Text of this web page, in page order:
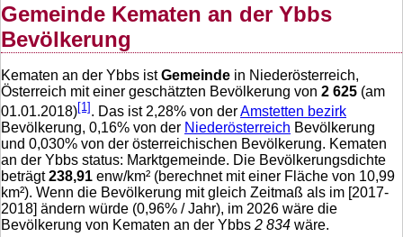
Gemeinde Kematen an der Ybbs
Bevölkerung
Kematen an der Ybbs istGemeinde in Niederösterreich,
Österreich mit einer geschätzten Bevölkerung von 2 625 (am
01.01.2018)[1] . Das ist 2,28% von derAmstetten bezirk
Bevölkerung, 0,16% von der Niederösterreich Bevölkerung
und 0,030% von der österreichischen Bevölkerung. Kematen
an der Ybbs status: Marktgemeinde. Die Bevölkerungsdichte
beträgt238,91 enw/km² (berechnet mit einer Fläche von 10,99
km²). Wenn die Bevölkerung mit gleich Zeitmaß als im [2017-
2018] ändern würde (0,96% / Jahr), im 2026 wäre die
Bevölkerung von Kematen an der Ybbs 2 834 wäre.